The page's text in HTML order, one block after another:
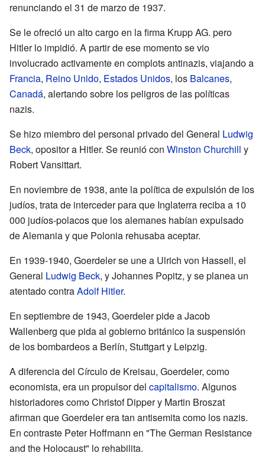
renunciando el 31 de marzo de 1937.
Se le ofreció un alto cargo en la firma Krupp AG. pero
Hitler lo impidió. A partir de ese momento se vio
involucrado activamente en complots antinazis, viajando a
Francia, Reino Unido, Estados Unidos, los Balcanes,
Canadá, alertando sobre los peligros de las políticas
nazis.
Se hizo miembro del personal privado del General Ludwig
Beck, opositor a Hitler. Se reunió con Winston Churchill y
Robert Vansittart.
En noviembre de 1938, ante la política de expulsión de los
judíos, trata de interceder para que Inglaterra reciba a 10
000 judíos-polacos que los alemanes habían expulsado
de Alemania y que Polonia rehusaba aceptar.
En 1939-1940, Goerdeler se une a Ulrich von Hassell, el
General Ludwig Beck, y Johannes Popitz, y se planea un
atentado contraAdolf Hitler.
En septiembre de 1943, Goerdeler pide a Jacob
Wallenberg que pida al gobierno británico la suspensión
de los bombardeos a Berlín, Stuttgart y Leipzig.
A diferencia del Círculo de Kreisau, Goerdeler, como
economista, era un propulsor del capitalismo. Algunos
historiadores como Christof Dipper y Martin Broszat
afirman que Goerdeler era tan antisemita como los nazis.
En contraste Peter Hoffmann en "The German Resistance
and the Holocaust" lo rehabilita.